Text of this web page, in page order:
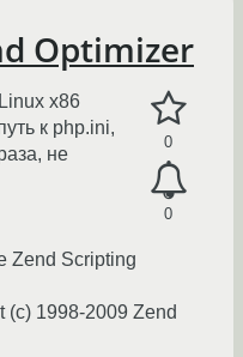
Optimizer
0
0
x86
к php.ini,
не
Zend Scripting
(c) 1998-2009 Zend